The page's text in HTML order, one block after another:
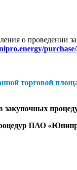
о
торговой
ПАО